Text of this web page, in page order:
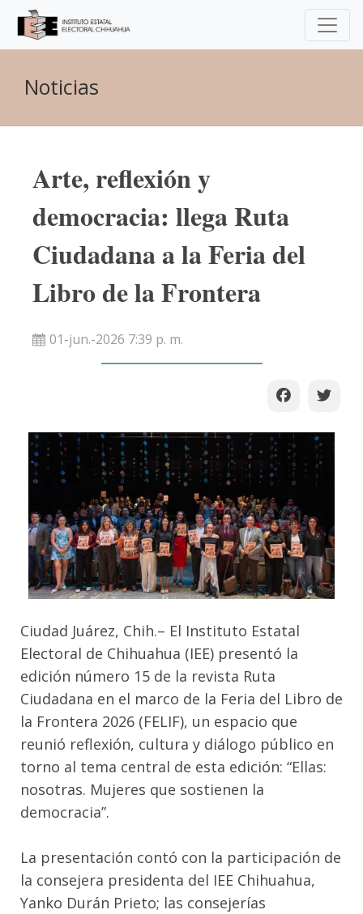
Noticias
Arte, reflexión y
democracia: llega Ruta
Ciudadana a la Feria del
Libro de la Frontera
01-jun.-2026 7:39 p. m.
Ciudad Juárez, Chih.– El Instituto Estatal
Electoral de Chihuahua (IEE) presentó la
edición número 15 de la revista Ruta
Ciudadana en el marco de la Feria del Libro de
la Frontera 2026 (FELIF), un espacio que
reunió reflexión, cultura y diálogo público en
torno al tema central de esta edición: “Ellas:
nosotras. Mujeres que sostienen la
democracia”.
La presentación contó con la participación de
la consejera presidenta del IEE Chihuahua,
Yanko Durán Prieto; las consejerías